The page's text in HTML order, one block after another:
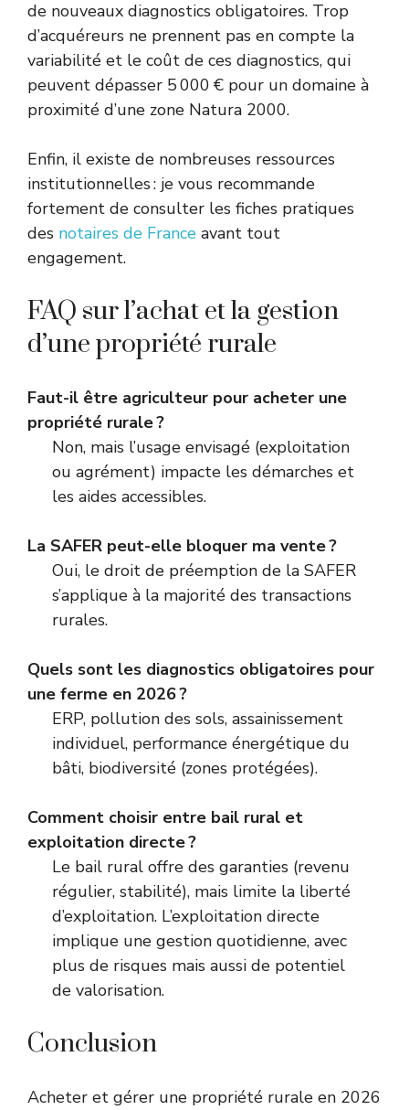
de nouveaux diagnostics obligatoires. Trop
d’acquéreurs ne prennent pas en compte la
variabilité et le coût de ces diagnostics, qui
peuvent dépasser 5 000 € pour un domaine à
proximité d’une zone Natura 2000.
Enfin, il existe de nombreuses ressources
institutionnelles : je vous recommande
fortement de consulter les fiches pratiques
des notaires de France avant tout
engagement.
FAQ sur l’achat et la gestion
d’une propriété rurale
Faut-il être agriculteur pour acheter une
propriété rurale ?
Non, mais l’usage envisagé (exploitation
ou agrément) impacte les démarches et
les aides accessibles.
La SAFER peut-elle bloquer ma vente ?
Oui, le droit de préemption de la SAFER
s’applique à la majorité des transactions
rurales.
Quels sont les diagnostics obligatoires pour
une ferme en 2026 ?
ERP, pollution des sols, assainissement
individuel, performance énergétique du
bâti, biodiversité (zones protégées).
Comment choisir entre bail rural et
exploitation directe ?
Le bail rural offre des garanties (revenu
régulier, stabilité), mais limite la liberté
d’exploitation. L’exploitation directe
implique une gestion quotidienne, avec
plus de risques mais aussi de potentiel
de valorisation.
Conclusion
Acheter et gérer une propriété rurale en 2026